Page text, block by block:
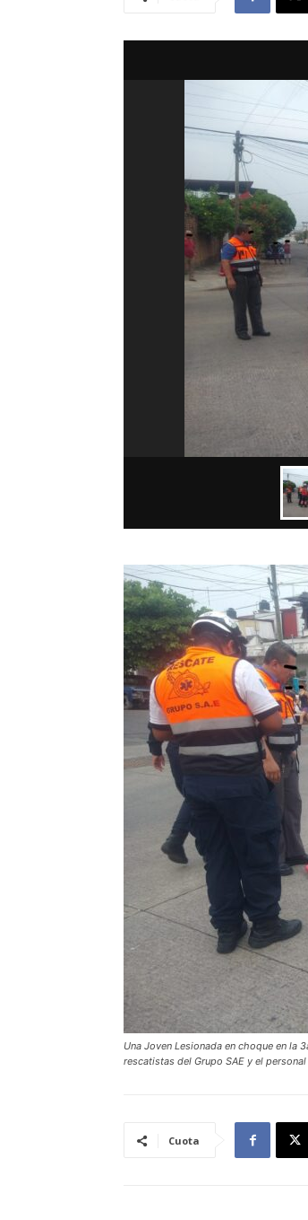
Una Joven Lesionada en choque en la
rescatistas del Grupo SAE y el
Cuota